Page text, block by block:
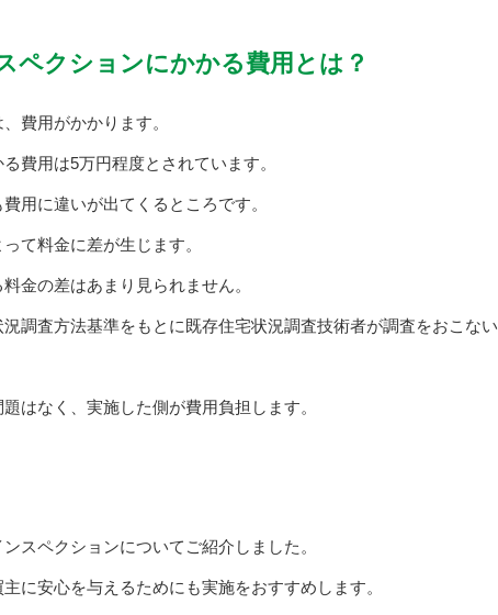
ペクションにかかる費用とは？
費用がかかります。
費用は5万円程度とされています。
用に違いが出てくるところです。
て料金に差が生じます。
金の差はあまり見られません。
調査方法基準をもとに既存住宅状況調査技術者が調査をおこない
はなく、実施した側が費用負担します。
スペクションについてご紹介しました。
に安心を与えるためにも実施をおすすめします。